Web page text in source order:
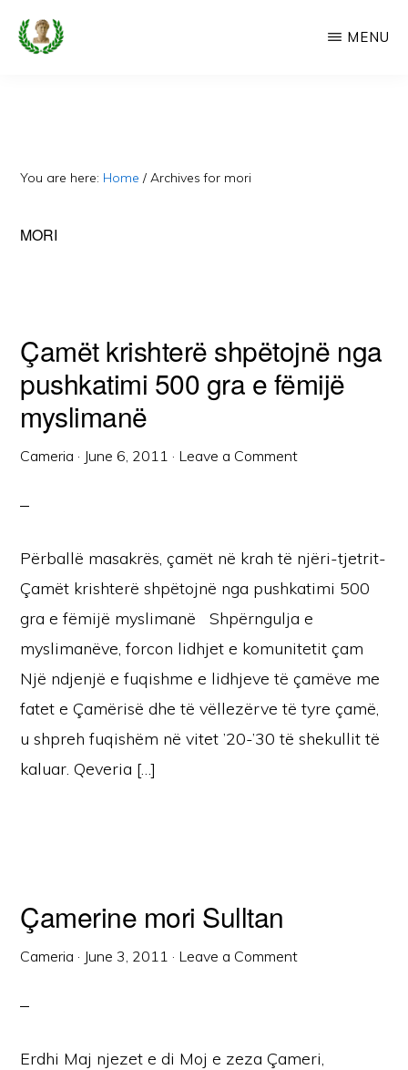
Skip
Faqe
Dedikuar
MENU
You are here: Home / Archives for mori
MORI
Çamët krishterë shpëtojnë nga
pushkatimi 500 gra e fëmijë
myslimanë
Cameria · June 6, 2011 · Leave a Comment
Përballë masakrës, çamët në krah të njëri-tjetrit-
Çamët krishterë shpëtojnë nga pushkatimi 500
gra e fëmijë myslimanë Shpërngulja e
myslimanëve, forcon lidhjet e komunitetit çam
Një ndjenjë e fuqishme e lidhjeve të çamëve me
fatet e Çamërisë dhe të vëllezërve të tyre çamë,
u shpreh fuqishëm në vitet ’20-’30 të shekullit të
kaluar. Qeveria […]
Çamerine mori Sulltan
Cameria · June 3, 2011 · Leave a Comment
Erdhi Maj njezet e di Moj e zeza Çameri,